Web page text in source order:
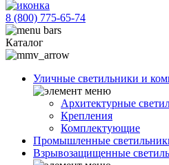
8 (800) 775-65-74
Каталог
Уличные светильники и
Архитектурные
Крепления
Комплектующие
Промышленные
Взрывозащищенные